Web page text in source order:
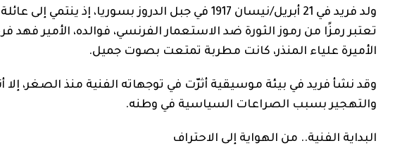
ولد فريد في 21 أبريل/نيسان 1917 في جبل الدروز
تعتبر رمزًا من رموز الثورة ضد الاستعمار الفرنسي، فوالده، الأمير فهد
الأميرة علياء المنذر، كانت مطربة تمتعت بصوت جميل.
وقد نشأ فريد في بيئة موسيقية أثرّت في توجهاته الفنية منذ الصغر،
والتهجير بسبب الصراعات السياسية في وطنه.
البداية الفنية.. من الهواية إلى الاحتراف